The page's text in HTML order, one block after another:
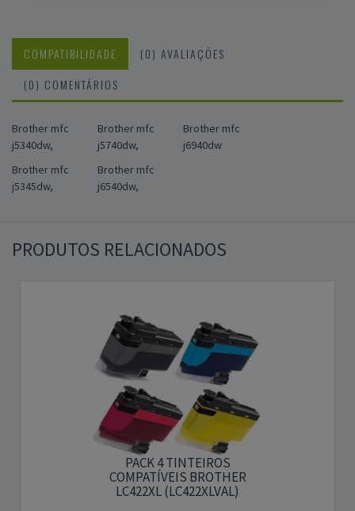
COMPATIBILIDADE
(0) AVALIAÇÕES
(0) COMENTÁRIOS
Brother mfc
j5340dw,
Brother mfc
j5345dw,
Brother mfc
j5740dw,
Brother mfc
j6540dw,
Brother mfc
j6940dw
PRODUTOS RELACIONADOS
PACK 4 TINTEIROS
COMPATÍVEIS BROTHER
LC422XL (LC422XLVAL)